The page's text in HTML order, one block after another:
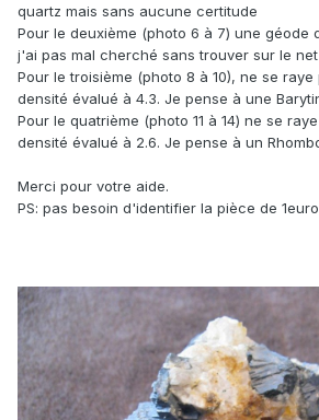
quartz mais sans aucune certitude
Pour le deuxième (photo 6 à 7) une géode
j'ai pas mal cherché sans trouver sur le net
Pour le troisième (photo 8 à 10), ne se
densité évalué à 4.3. Je pense à une
Pour le quatrième (photo 11 à 14) ne se
densité évalué à 2.6. Je pense à un
Merci pour votre aide.
PS: pas besoin d'identifier la pièce de